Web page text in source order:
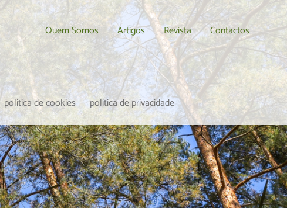
Quem Somos Artigos Revista Contactos
política de cookies política de privacidade